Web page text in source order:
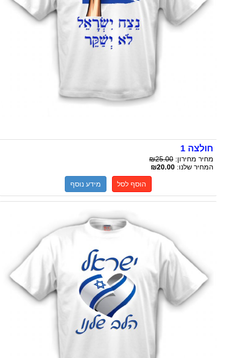
חולצה 1
מחיר מחירון:₪25.00
המחיר שלנו:₪20.00
הוסף לסל מידע נוסף